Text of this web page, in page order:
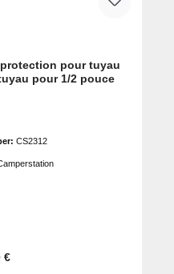
pour tuyau
pour 1/2 pouce
CS2312
:
€